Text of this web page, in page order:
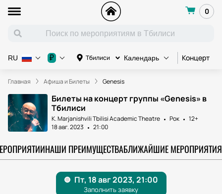
0
Тбилиси Календарь Концерт
RU ₽
Главная Афиша и Билеты Genesis
Билеты на концерт группы «Genesis» в
Тбилиси
K. Marjanishvili Tbilisi Academic Theatre Рок
12+
18 авг. 2023
21:00
НАШИ ПРЕИМУЩЕСТВАБЛИЖАЙШИЕ МЕРОПРИЯТИЯ